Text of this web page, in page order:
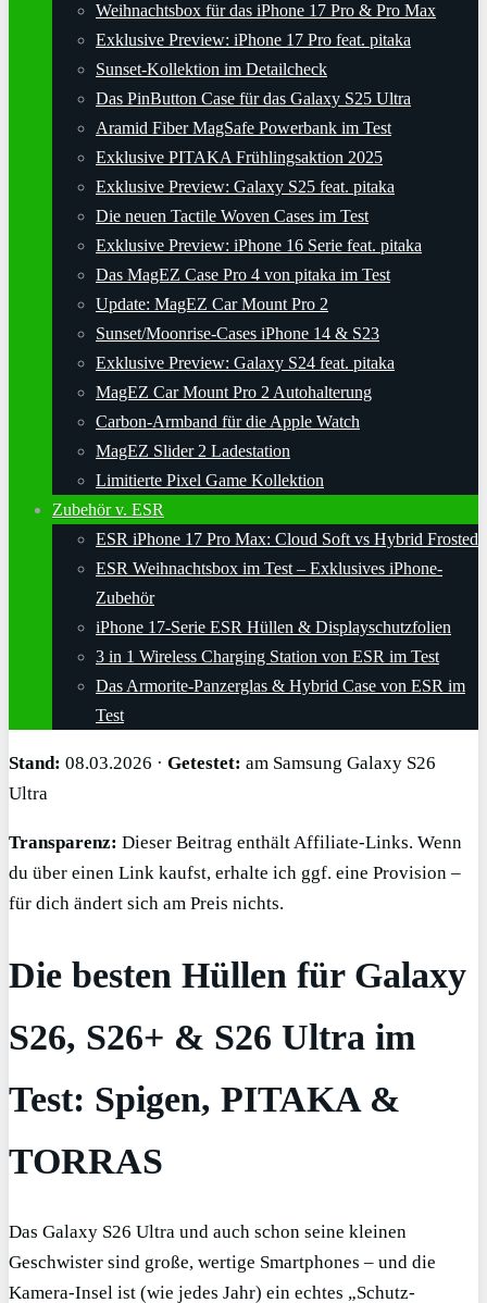
Weihnachtsbox für das iPhone 17 Pro & Pro Max
Exklusive Preview: iPhone 17 Pro feat. pitaka
Sunset-Kollektion im Detailcheck
Das PinButton Case für das Galaxy S25 Ultra
Aramid Fiber MagSafe Powerbank im Test
Exklusive PITAKA Frühlingsaktion 2025
Exklusive Preview: Galaxy S25 feat. pitaka
Die neuen Tactile Woven Cases im Test
Exklusive Preview: iPhone 16 Serie feat. pitaka
Das MagEZ Case Pro 4 von pitaka im Test
Update: MagEZ Car Mount Pro 2
Sunset/Moonrise-Cases iPhone 14 & S23
Exklusive Preview: Galaxy S24 feat. pitaka
MagEZ Car Mount Pro 2 Autohalterung
Carbon-Armband für die Apple Watch
MagEZ Slider 2 Ladestation
Limitierte Pixel Game Kollektion
Zubehör v. ESR
ESR iPhone 17 Pro Max: Cloud Soft vs Hybrid Frosted
ESR Weihnachtsbox im Test – Exklusives iPhone-
Zubehör
iPhone 17-Serie ESR Hüllen & Displayschutzfolien
3 in 1 Wireless Charging Station von ESR im Test
Das Armorite-Panzerglas & Hybrid Case von ESR im
Test
Stand: 08.03.2026 · Getestet: am Samsung Galaxy S26
Ultra
Transparenz: Dieser Beitrag enthält Affiliate-Links. Wenn
du über einen Link kaufst, erhalte ich ggf. eine Provision –
für dich ändert sich am Preis nichts.
Die besten Hüllen für Galaxy
S26, S26+ & S26 Ultra im
Test: Spigen, PITAKA &
TORRAS
Das Galaxy S26 Ultra und auch schon seine kleinen
Geschwister sind große, wertige Smartphones – und die
Kamera-Insel ist (wie jedes Jahr) ein echtes „Schutz-